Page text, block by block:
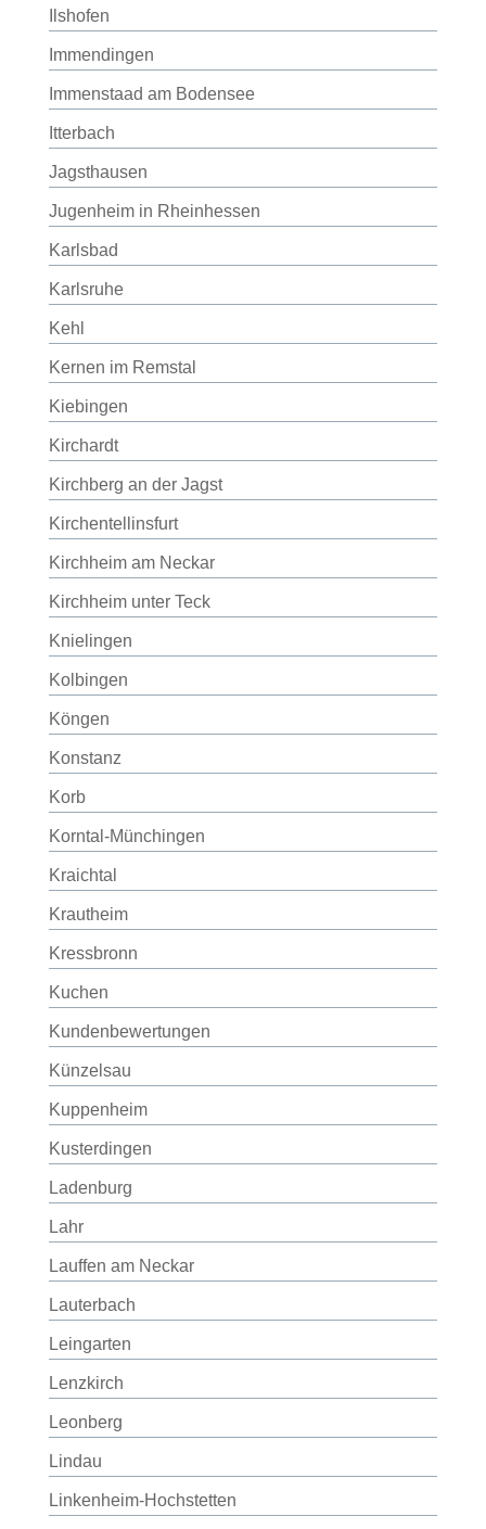
Ilshofen
Immendingen
Immenstaad am Bodensee
Itterbach
Jagsthausen
Jugenheim in Rheinhessen
Karlsbad
Karlsruhe
Kehl
Kernen im Remstal
Kiebingen
Kirchardt
Kirchberg an der Jagst
Kirchentellinsfurt
Kirchheim am Neckar
Kirchheim unter Teck
Knielingen
Kolbingen
Köngen
Konstanz
Korb
Korntal-Münchingen
Kraichtal
Krautheim
Kressbronn
Kuchen
Kundenbewertungen
Künzelsau
Kuppenheim
Kusterdingen
Ladenburg
Lahr
Lauffen am Neckar
Lauterbach
Leingarten
Lenzkirch
Leonberg
Lindau
Linkenheim-Hochstetten